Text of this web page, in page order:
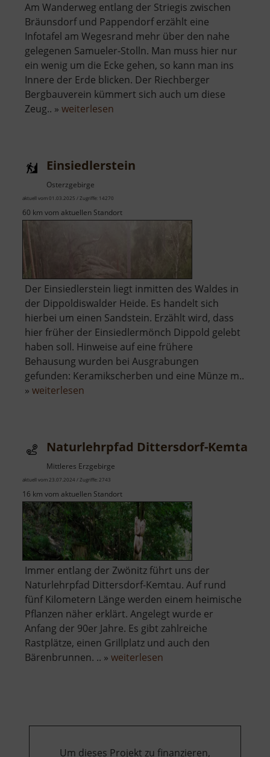
Am Wanderweg entlang der Striegis zwischen
Bräunsdorf und Pappendorf erzählt eine
Infotafel am Wegesrand mehr über den nahe
gelegenen Samueler-Stolln. Man muss hier nur
ein wenig um die Ecke gehen, so kann man ins
Innere der Erde blicken. Der Riechberger
Bergbauverein kümmert sich auch um diese
Zeug.. » weiterlesen
Einsiedlerstein
Osterzgebirge
aktuell vom 01.03.2025 / Zugriffe: 14270
60 km vom aktuellen Standort
Der Einsiedlerstein liegt inmitten des Waldes in
der Dippoldiswalder Heide. Es handelt sich
hierbei um einen Sandstein. Erzählt wird, dass
hier früher der Einsiedlermönch Dippold gelebt
haben soll. Hinweise auf eine frühere
Behausung wurden bei Ausgrabungen
gefunden: Keramikscherben und eine Münze m..
» weiterlesen
Naturlehrpfad Dittersdorf-Kemtau
Mittleres Erzgebirge
aktuell vom 23.07.2024 / Zugriffe: 2743
16 km vom aktuellen Standort
Immer entlang der Zwönitz führt uns der
Naturlehrpfad Dittersdorf-Kemtau. Auf rund
fünf Kilometern Länge werden einem heimische
Pflanzen näher erklärt. Angelegt wurde er
Anfang der 90er Jahre. Es gibt zahlreiche
Rastplätze, einen Grillplatz und auch den
Bärenbrunnen. .. » weiterlesen
Um dieses Projekt zu finanzieren,